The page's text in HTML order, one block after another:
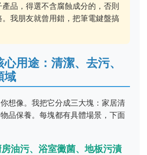
品，得選不含腐蝕成分的，否則
我朋友就曾用錯，把筆電鍵盤搞
用途：清潔、去污、
域
想像。我把它分成三大塊：家居清
品保養。每塊都有具體場景，下面
油污、浴室黴菌、地板污漬